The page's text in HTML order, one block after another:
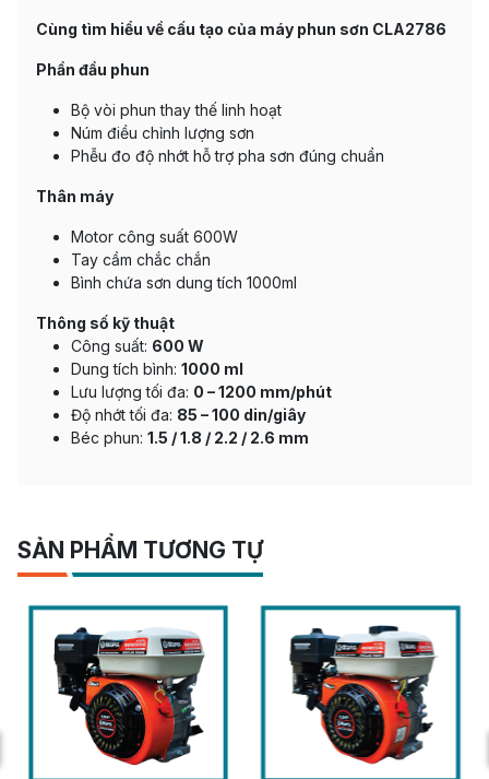
Cùng tìm hiểu về cấu tạo của máy phun sơn CLA2786
Phần đầu phun
Bộ vòi phun thay thế linh hoạt
Núm điều chỉnh lượng sơn
Phễu đo độ nhớt hỗ trợ pha sơn đúng chuẩn
Thân máy
Motor công suất 600W
Tay cầm chắc chắn
Bình chứa sơn dung tích 1000ml
Thông số kỹ thuật
Công suất: 600 W
Dung tích bình:1000 ml
Lưu lượng tối đa: 0 – 1200 mm/phút
Độ nhớt tối đa: 85 – 100 din/giây
Béc phun:1.5 / 1.8 / 2.2 / 2.6 mm
SẢN PHẨM TƯƠNG TỰ